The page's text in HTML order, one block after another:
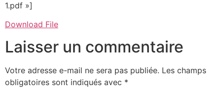
1.pdf »]
Download File
Laisser un commentaire
Votre adresse e-mail ne sera pas publiée. Les champs
obligatoires sont indiqués avec *